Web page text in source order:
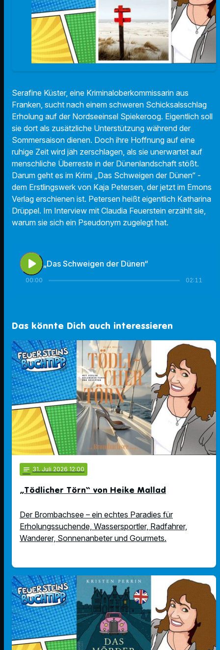
Serafine Küster, eine Kriminaloberkommissarin aus
Franken, sucht nach einem schweren Schicksalsschlag
Erholung auf der Nordseeinsel Spiekeroog. Eigentlich soll
sie dort als zusätzliche Unterstützung während der
Sommersaison dienen. Doch ihre Hoffnung auf eine
ruhige Zeit wird jäh zerschlagen, als sie unerwartet auf
menschliche Überreste in der Dünenlandschaft stößt.
Darum geht es im Krimi „Das Schweigen der Dünen“ -
dem Erstlingswerk von Kaja Petersen, der jetzt im Emons
Verlag erschienen ist. Petersen heißt eigentlich Katharina
Drüppel. Im Interview mit Claudia Feuerstein erzählt sie,
warum sie sich ein Pseudonym zugelegt hat.
play_arrow „Das Schweigen der Dünen“
00:00 02:11
Das könnte Dich auch interessieren
notes 31. Juli 2026 12:00
„Tödlicher Törn“ von Heike Mallad
Der Brombachsee – ein echtes Paradies für
Erholungssuchende, Wassersportler, Radfahrer,
Wanderer, Sonnenanbeter und Gourmets.